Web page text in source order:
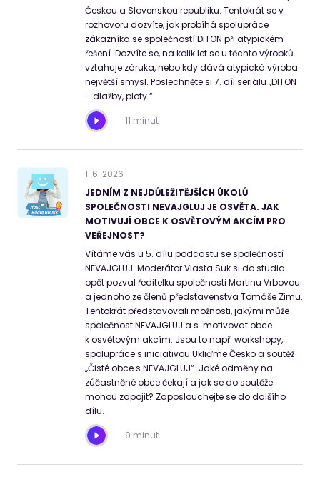
Českou a Slovenskou republiku. Tentokrát se v
rozhovoru dozvíte, jak probíhá spolupráce
zákazníka se společností DITON při atypickém
řešení. Dozvíte se, na kolik let se u těchto výrobků
vztahuje záruka, nebo kdy dává atypická výroba
největší smysl. Poslechněte si 7. díl seriálu „DITON
– dlažby, ploty.“
11 minut
1. 6. 2026
JEDNÍM Z NEJDŮLEŽITĚJŠÍCH ÚKOLŮ
SPOLEČNOSTI NEVAJGLUJ JE OSVĚTA. JAK
MOTIVUJÍ OBCE K OSVĚTOVÝM AKCÍM PRO
VEŘEJNOST?
Vítáme vás u 5. dílu podcastu se společností
NEVAJGLUJ. Moderátor Vlasta Suk si do studia
opět pozval ředitelku společnosti Martinu Vrbovou
a jednoho ze členů představenstva Tomáše Zimu.
Tentokrát představovali možnosti, jakými může
společnost NEVAJGLUJ a.s. motivovat obce
k osvětovým akcím. Jsou to např. workshopy,
spolupráce s iniciativou Ukliďme Česko a soutěž
„Čisté obce s NEVAJGLUJ“. Jaké odměny na
zúčastněné obce čekají a jak se do soutěže
mohou zapojit? Zaposlouchejte se do dalšího
dílu.
9 minut